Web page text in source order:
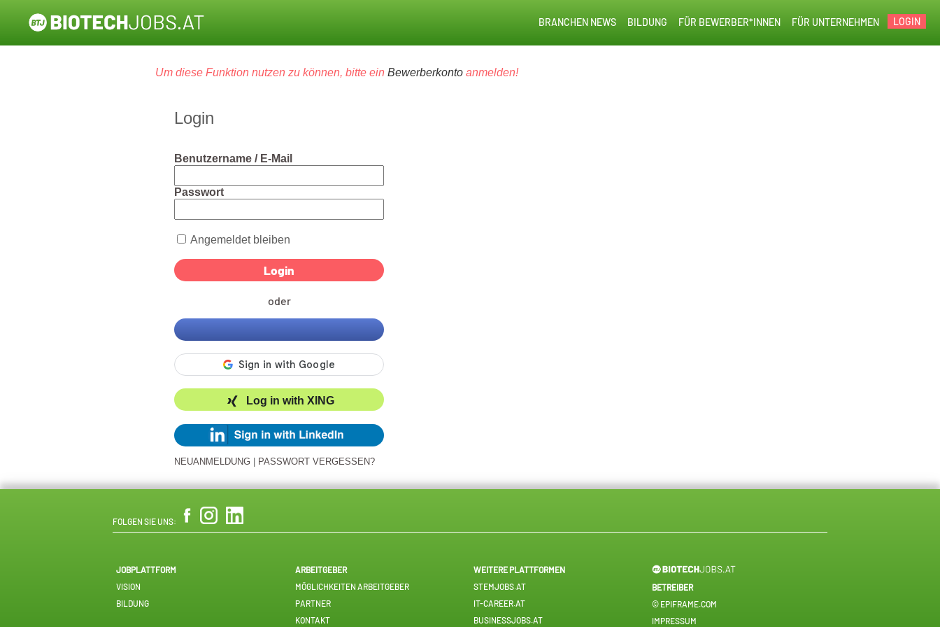
LOGIN
FÜR UNTERNEHMEN
FÜR BEWERBER*INNEN
BILDUNG
BRANCHEN NEWS
Um diese Funktion nutzen zu können, bitte ein Bewerberkonto anmelden!
Login
Benutzername / E-Mail
Passwort
Angemeldet bleiben
oder
Log in with XING
NEUANMELDUNG PASSWORT VERGESSEN?
FOLGEN SIE UNS:
JOBPLATTFORM
VISION
BILDUNG
ARBEITGEBER
MÖGLICHKEITEN ARBEITGEBER
PARTNER
KONTAKT
WEITERE PLATTFORMEN
STEMJOBS.AT
IT-CAREER.AT
BUSINESSJOBS.AT
BETREIBER
© EPIFRAME.COM
IMPRESSUM